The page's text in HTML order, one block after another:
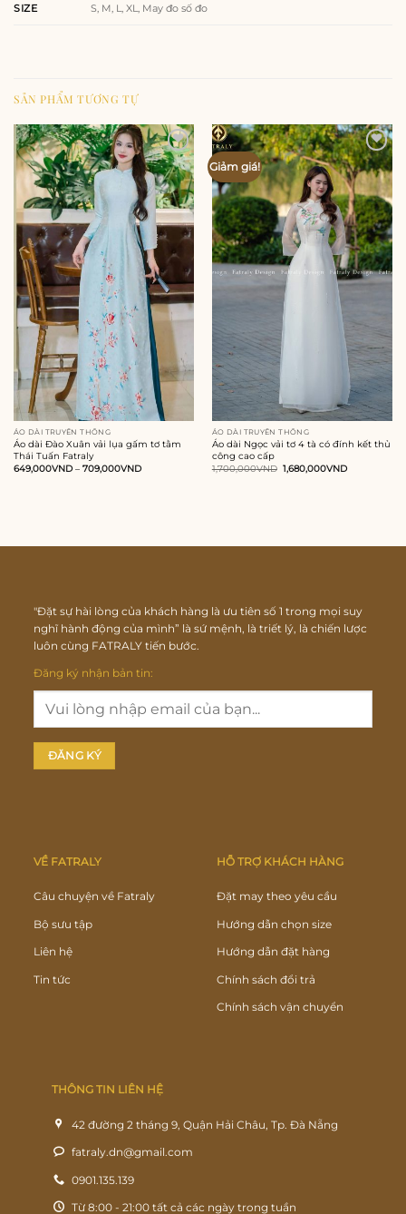
SIZE S, M, L, XL, May đo số đo
SẢN PHẨM TƯƠNG TỰ
Add to
wishlist
ÁO DÀI TRUYỀN THỐNG
Áo dài Đào Xuân vải lụa gấm tơ tằm
Thái Tuấn Fatraly
649,000VND– 709,000VND
Giảm giá!
Add to
wishlist
ÁO DÀI TRUYỀN THỐNG
Áo dài Ngọc vải tơ 4 tà có đính kết thủ
công cao cấp
1,700,000VND Giá
gốc
1,680,000VNDGiá
"Đặt sự hài lòng của khách hàng là ưu tiên số 1 trong mọi suy
nghĩ hành động của mình” là sứ mệnh, là triết lý, là chiến lược
luôn cùng FATRALY tiến bước.
Đăng ký nhận bản tin:
VỀ FATRALY
Câu chuyện về Fatraly
Bộ sưu tập
Liên hệ
Tin tức
HỖ TRỢ KHÁCH HÀNG
Đặt may theo yêu cầu
Hướng dẫn chọn size
Hướng dẫn đặt hàng
Chính sách đổi trả
Chính sách vận chuyển
THÔNG TIN LIÊN HỆ
42 đường 2 tháng 9, Quận Hải Châu, Tp. Đà Nẵng
fatraly.dn@gmail.com
0901.135.139
Từ 8:00 - 21:00 tất cả các ngày trong tuần